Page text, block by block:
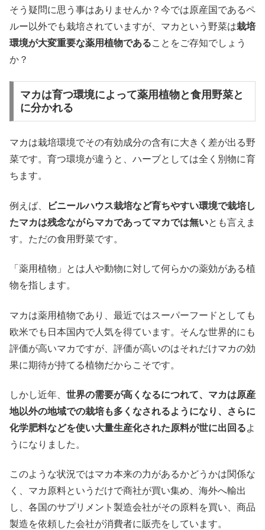
そう疑問に思う事はありませんか？今では原産国であるペ
ルー以外でも栽培されていますが、マカという野菜は栽培
環境が大変重要な薬用植物であることをご存知でしょう
か？
マカは育つ環境によって薬用植物と食用野菜と
に分かれる
マカは栽培環境でその有効成分の含有に大きく差が出る野
菜です。育つ環境が違うと、ハーブとしては全く別物に育
ちます。
例えば、
ビニールハウス栽培など育ちやすい環境で栽培し
たマカは残念ながらマカであってマカでは無いとも言えま
す。ただの食用野菜です。
「薬用植物」とは人や動物に対して何らかの薬効がある植
物を指します。
マカは薬用植物であり、最近ではスーパーフードとしても
欧米でも日本国内で人気を得ています。そんな世界的にも
評価が高いマカですが、評価が高いのはそれだけマカの効
果に期待が持てる植物だからこそです。
しかし近年、 世界の需要が高くなるにつれて、マカは原産
地以外の地域での栽培も多くなされるようになり、さらに
化学肥料などを使い大量生産化された原料が世に出回るよ
うになりました。
このような状況ではマカ本来の力があるかどうかは関係な
く、マカ原料というだけで商社が買い集め、海外へ輸出
し、各国のサプリメント製造会社がその原料を買い、商品
製造を依頼した会社が消費者に販売をしています。